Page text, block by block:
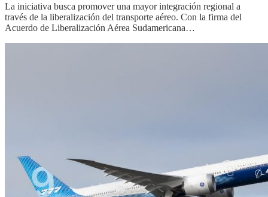
La iniciativa busca promover una mayor integración regional a
través de la liberalización del transporte aéreo. Con la firma del
Acuerdo de Liberalización Aérea Sudamericana…